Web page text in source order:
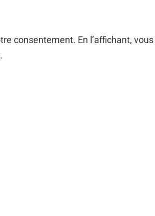
consentement. En l’affichant,